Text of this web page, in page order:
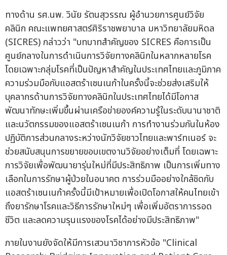
ทางด้าน รศ.นพ. วินัย รัตนสุวรรณ ผู้อำนวยการศูนย์วิจัย
คลินิก คณะแพทยศาสตร์ศิริราชพยาบาล มหาวิทยาลัยมหิดล
(SICRES) กล่าวว่า "บทบาทสำคัญของ SICRES คือการเป็น
ศูนย์กลางในการดำเนินการวิจัยทางคลินิกในหลากหลายโรค
โดยเฉพาะกลุ่มโรคที่เป็นปัญหาสำคัญในประเทศไทยและภูมิภาค
ความร่วมมือกับแอสตร้าเซนเนก้าในครั้งนี้จะช่วยส่งเสริมให้
บุคลากรด้านการวิจัยทางคลินิกในประเทศไทยได้มีโอกาส
พัฒนาทักษะเพิ่มขึ้นผ่านเครือข่ายองค์ความรู้ในระดับนานาชาติ
และนวัตกรรมของแอสตร้าเซนเนก้า การทำงานร่วมกันในห้อง
ปฏิบัติการส่วนกลางระหว่างนักวิจัยชาวไทยและพาร์ทเนอร์ จะ
ช่วยสนับสนุนการขยายขอบเขตงานวิจัยอย่างเต็มที่ โดยเฉพาะ
การวิจัยเพื่อพัฒนายารุ่นใหม่ที่มีประสิทธิภาพ เป็นการเพิ่มทาง
เลือกในการรักษาผู้ป่วยในอนาคต การร่วมมืออย่างใกล้ชิดกับ
แอสตร้าเซนเนก้าครั้งนี้มีเป้าหมายเพื่อเปิดโอกาสให้คนไทยเข้า
ถึงยารักษาโรคและวิธีการรักษาใหม่ๆ เพื่อเพิ่มอัตราการรอด
ชีวิต และลดความรุนแรงของโรคได้อย่างมีประสิทธิภาพ"
ภายในงานยังจัดให้มีการเสวนาวิชาการหัวข้อ "Clinical